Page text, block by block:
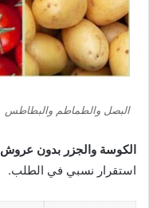
البصل والطماطم والبطاطس
الكوسة والجزر بدون عروش
استقرار نسبي في الطلب.